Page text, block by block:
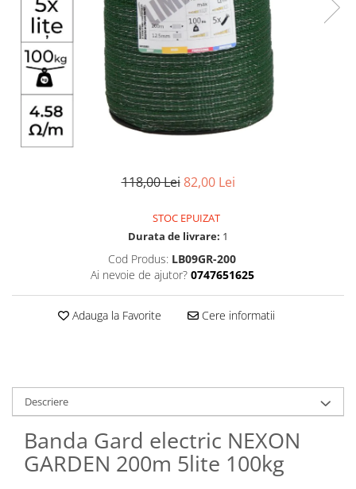
Testere pentru Gard Electric
Împământare Gard Electric
Întinzător Gard Electric
118,00 Lei 82,00 Lei
STOC EPUIZAT
Durata de livrare: 1
Cod Produs: LB09GR-200
Ai nevoie de ajutor? 0747651625
Adauga la Favorite Cere informatii
Descriere
Banda Gard electric NEXON
GARDEN 200m 5lite 100kg